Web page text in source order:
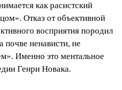
как расистский
Отказ от объективной
восприятия породил
почве ненависти, не
Именно это ментальное
Генри Новака.